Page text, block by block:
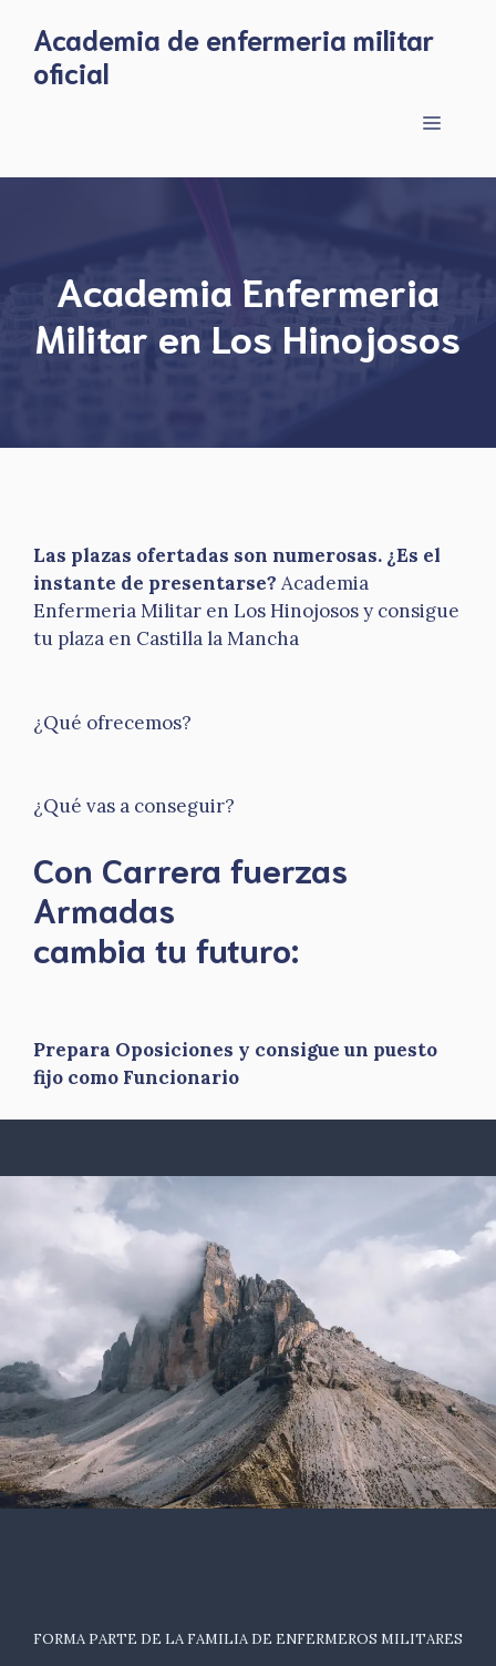
content
Academia de enfermeria militar
oficial
Menu
Academia Enfermeria
Militar en Los Hinojosos
Las plazas ofertadas son numerosas. ¿Es el
instante de presentarse? Academia
Enfermeria Militar en Los Hinojosos y consigue
tu plaza en Castilla la Mancha
¿Qué ofrecemos?
¿Qué vas a conseguir?
Con Carrera fuerzas
Armadas
​cambia tu futuro:
Prepara Oposiciones y consigue un puesto
fijo como Funcionario
FORMA PARTE DE LA FAMILIA DE ENFERMEROS MILITARES